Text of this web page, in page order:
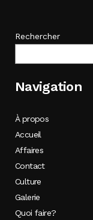
Rechercher
Navigation
À propos
Accueil
Affaires
Contact
Culture
Galerie
Quoi faire?